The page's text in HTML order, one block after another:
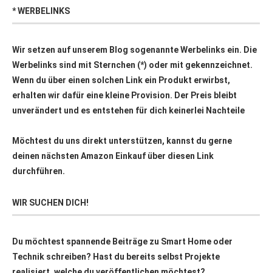
* WERBELINKS
Wir setzen auf unserem Blog sogenannte Werbelinks ein. Die
Werbelinks sind mit Sternchen (*) oder mit gekennzeichnet.
Wenn du über einen solchen Link ein Produkt erwirbst,
erhalten wir dafür eine kleine Provision. Der Preis bleibt
unverändert und es entstehen für dich keinerlei Nachteile
Möchtest du uns direkt unterstützen, kannst du gerne
deinen nächsten Amazon Einkauf über diesen Link
durchführen.
WIR SUCHEN DICH!
Du möchtest spannende Beiträge zu Smart Home oder
Technik schreiben? Hast du bereits selbst Projekte